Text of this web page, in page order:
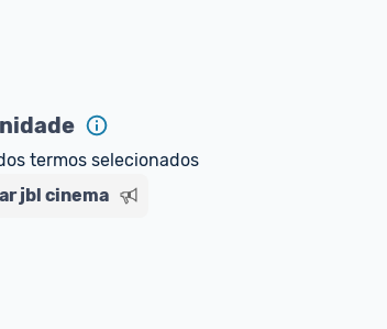
termos selecionados
jbl cinema